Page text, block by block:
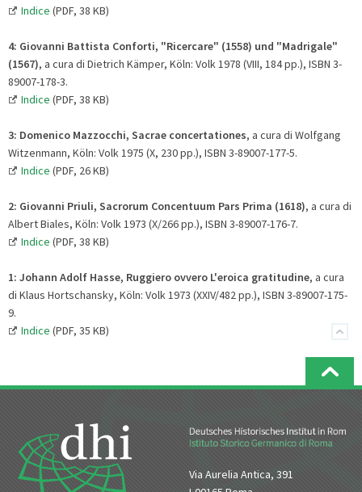
Indice (PDF, 38 KB)
4: Giovanni Battista Conforti, "Ricercare" (1558) und "Madrigale"
(1567), a cura di Dietrich Kämper, Köln: Volk 1978 (VIII, 184 pp.), ISBN 3-
89007-178-3.
Indice (PDF, 38 KB)
3: Domenico Mazzocchi, Sacrae concertationes, a cura di Wolfgang
Witzenmann, Köln: Volk 1975 (X, 230 pp.), ISBN 3-89007-177-5.
Indice (PDF, 26 KB)
2: Giovanni Priuli, Sacrorum Concentuum Pars Prima (1618), a cura di
Albert Biales, Köln: Volk 1973 (X/266 pp.), ISBN 3-89007-176-7.
Indice (PDF, 38 KB)
1: Johann Adolf Hasse, Ruggiero ovvero L'eroica gratitudine, a cura
di Klaus Hortschansky, Köln: Volk 1973 (XXIV/482 pp.), ISBN 3-89007-175-
9.
Indice (PDF, 35 KB)
Via Aurelia Antica, 391